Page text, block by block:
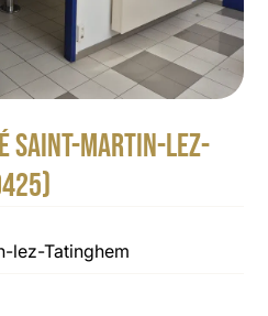
SAINT-MARTIN-LEZ-
lez-Tatinghem